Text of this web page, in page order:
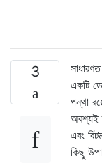
3
একটি
পন্থা
অবশ্যই
এবং
কিছু